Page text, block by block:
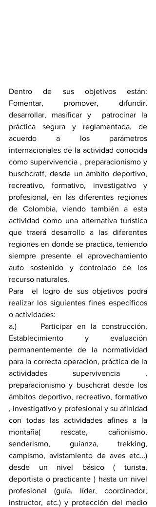
Dentro de sus objetivos están:
Fomentar, promover, difundir,
desarrollar, masificar y  patrocinar la
práctica segura y reglamentada, de
acuerdo a los parámetros
internacionales de la actividad conocida
como supervivencia , preparacionismo y
buschcratf, desde un ámbito deportivo,
recreativo, formativo, investigativo y
profesional, en las diferentes regiones
de Colombia, viendo también a esta
actividad como una alternativa turística
que traerá desarrollo a las diferentes
regiones en donde se practica, teniendo
siempre presente el aprovechamiento
auto sostenido y controlado de los
recurso naturales.
Para  el logro de sus objetivos podrá
realizar los siguientes fines específicos
o actividades:
a.)     Participar en la construcción,
Establecimiento y evaluación
permanentemente de la normatividad
para la correcta operación, práctica de la
actividades supervivencia ,
preparacionismo y buschcrat desde los
ámbitos deportivo, recreativo, formativo
, investigativo y profesional y su afinidad
con todas las actividades afines a la
montaña( rescate, cañonismo,
senderismo, guianza, trekking,
campismo, avistamiento de aves etc…)
desde un nivel básico ( turista,
deportista o practicante ) hasta un nivel
profesional (guía, líder, coordinador,
instructor, etc.) y protección del medio